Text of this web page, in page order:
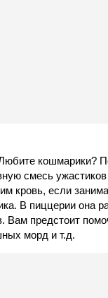
кошмарики?
смесь
кровь, если
В пиццерии она
Вам предстоит
морд и т.д.